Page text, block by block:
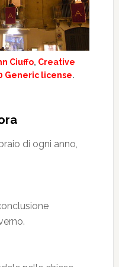
Ciuffo, Creative
Generic license.
di ogni anno,